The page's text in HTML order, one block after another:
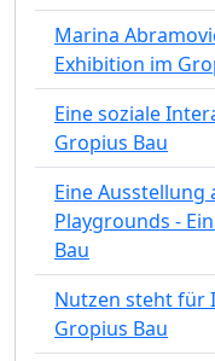
Marina
Exhibition im
Eine soziale
Gropius Bau
Eine Ausstellung
Playgrounds -
Bau
Nutzen steht für
Gropius Bau